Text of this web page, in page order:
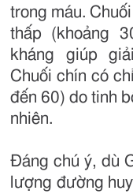
trong máu.
thấp (khoảng
kháng giúp
Chuối chín có
đến 60) do tinh
nhiên.
Đáng chú ý, dù
lượng đường